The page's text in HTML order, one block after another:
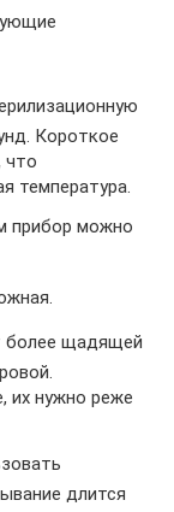
Короткое
что
температура.
прибор можно
более щадящей
их нужно реже
длится